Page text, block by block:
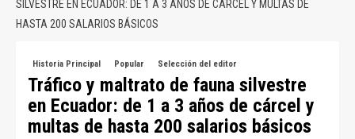
SILVESTRE EN ECUADOR: DE 1 A 3 AÑOS DE CÁRCEL Y MULTAS DE
HASTA 200 SALARIOS BÁSICOS
Historia Principal Popular Selección del editor
Tráfico y maltrato de fauna silvestre
en Ecuador: de 1 a 3 años de cárcel y
multas de hasta 200 salarios básicos